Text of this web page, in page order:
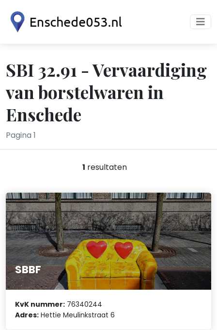
SBI 32.91 - Vervaardiging
van borstelwaren in
Enschede
Pagina 1
1 resultaten
SBBF
KvK nummer: 76340244
Adres: Hettie Meulinkstraat 6